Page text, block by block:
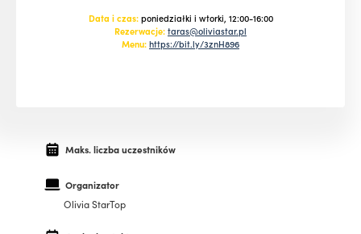
Data i czas:poniedziałki i wtorki, 12:00-16:00
Rezerwacje:taras@oliviastar.pl
Menu:https://bit.ly/3znH896
Maks. liczba uczestników
Organizator
Olivia StarTop